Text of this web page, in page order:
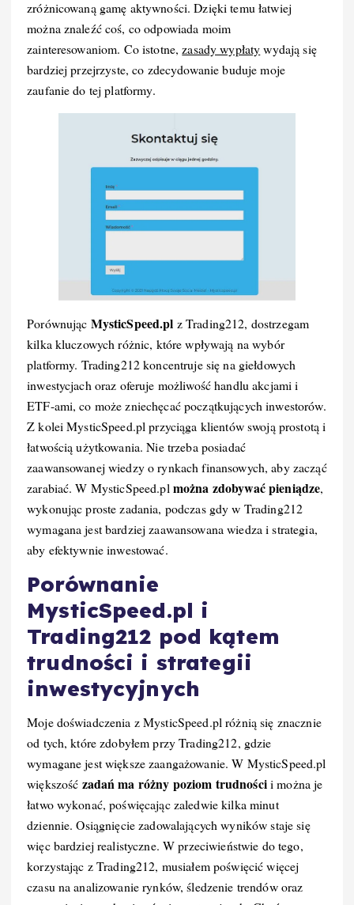
zróżnicowaną gamę aktywności. Dzięki temu łatwiej
można znaleźć coś, co odpowiada moim
zainteresowaniom. Co istotne,zasady wypłatywydają się
bardziej przejrzyste, co zdecydowanie buduje moje
zaufanie do tej platformy.
Porównując MysticSpeed.pl z Trading212, dostrzegam
kilka kluczowych różnic, które wpływają na wybór
platformy. Trading212 koncentruje się na giełdowych
inwestycjach oraz oferuje możliwość handlu akcjami i
ETF-ami, co może zniechęcać początkujących inwestorów.
Z kolei MysticSpeed.pl przyciąga klientów swoją prostotą i
łatwością użytkowania. Nie trzeba posiadać
zaawansowanej wiedzy o rynkach finansowych, aby zacząć
zarabiać. W MysticSpeed.plmożna zdobywać pieniądze,
wykonując proste zadania, podczas gdy w Trading212
wymagana jest bardziej zaawansowana wiedza i strategia,
aby efektywnie inwestować.
Porównanie
MysticSpeed.pl i
Trading212 pod kątem
trudności i strategii
inwestycyjnych
Moje doświadczenia z MysticSpeed.pl różnią się znacznie
od tych, które zdobyłem przy Trading212, gdzie
wymagane jest większe zaangażowanie. W MysticSpeed.pl
większość zadań ma różny poziom trudnościi można je
łatwo wykonać, poświęcając zaledwie kilka minut
dziennie. Osiągnięcie zadowalających wyników staje się
więc bardziej realistyczne. W przeciwieństwie do tego,
korzystając z Trading212, musiałem poświęcić więcej
czasu na analizowanie rynków, śledzenie trendów oraz